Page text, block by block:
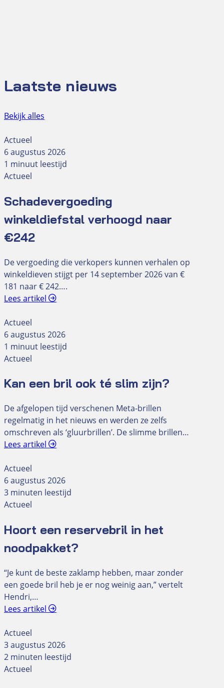
Laatste nieuws
Bekijk alles
Actueel
6 augustus 2026
1 minuut leestijd
Actueel
Schadevergoeding
winkeldiefstal verhoogd naar
€242
De vergoeding die verkopers kunnen verhalen op
winkeldieven stijgt per 14 september 2026 van €
181 naar € 242….
Lees artikel
Actueel
6 augustus 2026
1 minuut leestijd
Actueel
Kan een bril ook té slim zijn?
De afgelopen tijd verschenen Meta-brillen
regelmatig in het nieuws en werden ze zelfs
omschreven als ‘gluurbrillen’. De slimme brillen…
Lees artikel
Actueel
6 augustus 2026
3 minuten leestijd
Actueel
Hoort een reservebril in het
noodpakket?
“Je kunt de beste zaklamp hebben, maar zonder
een goede bril heb je er nog weinig aan,” vertelt
Hendri,…
Lees artikel
Actueel
3 augustus 2026
2 minuten leestijd
Actueel